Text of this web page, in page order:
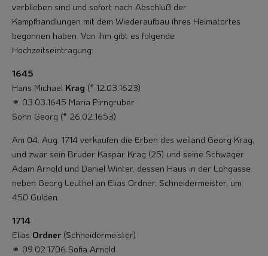
verblieben sind und sofort nach Abschluß der
Kampfhandlungen mit dem Wiederaufbau ihres Heimat­ortes
begonnen haben. Von ihm gibt es folgende
Hochzeitseintragung:
1645
Hans Michael Krag (* 12.03.1623)
⚭ 03.03.1645 Maria Pirngruber
Sohn Georg (* 26.02.1653)
Am 04. Aug. 1714 verkaufen die Erben des weiland Georg Krag,
und zwar sein Bruder Kaspar Krag (25) und seine Schwäger
Adam Arnold und Daniel Winter, dessen Haus in der Lohgasse
neben Georg Leuthel an Elias Ordner, Schneider­meister, um
450 Gulden.
1714
Elias Ordner (Schneidermeister)
⚭ 09.02.1706 Sofia Arnold